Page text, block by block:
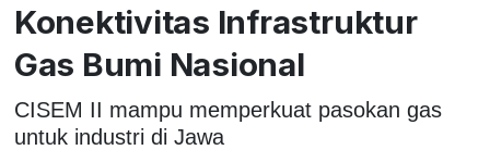
Konektivitas Infrastruktur
Gas Bumi Nasional
CISEM II mampu memperkuat pasokan gas
untuk industri di Jawa